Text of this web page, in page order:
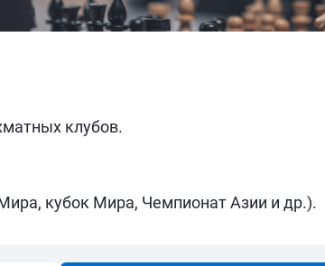
клубов.
кубок Мира, Чемпионат Азии и др.).